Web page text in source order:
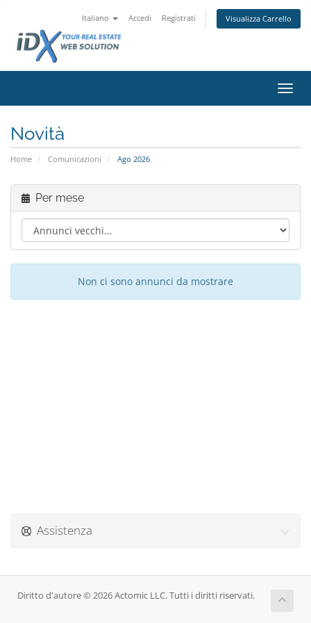
Italiano Accedi Registrati Visualizza Carrello
Novità
Home Comunicazioni Ago 2026
Per mese
Non ci sono annunci da mostrare
Assistenza
Diritto d'autore © 2026 Actomic LLC. Tutti i diritti riservati.